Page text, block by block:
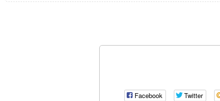
Facebook Twitter